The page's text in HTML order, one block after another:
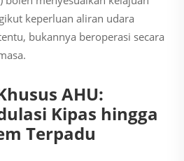
keperluan aliran udara
bukannya beroperasi secara
AHU:
Kipas hingga
Terpadu